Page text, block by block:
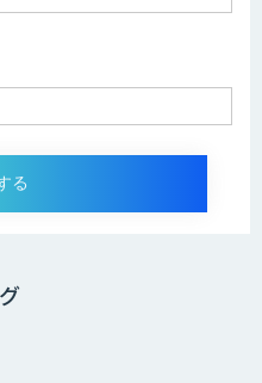
エージェント
オーダーメイドAI開発（知
回路/CAD/外観検査）